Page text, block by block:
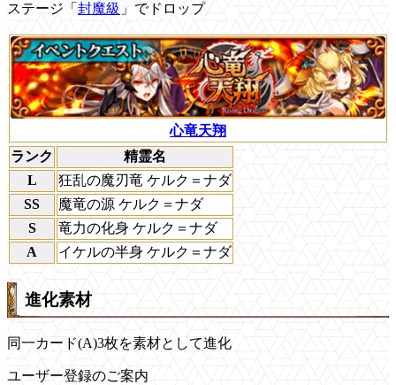
ステージ「 封魔級 」でドロップ
心竜天翔
ランク
精霊名
L
狂乱の魔刃竜 ケルク＝ナダ
SS
魔竜の源 ケルク＝ナダ
S
竜力の化身 ケルク＝ナダ
A
イケルの半身 ケルク＝ナダ
進化素材
同一カード(A)3枚を素材として進化
ユーザー登録のご案内